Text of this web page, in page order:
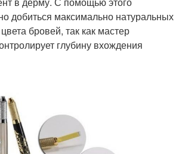
добиться максимально натуральных
бровей, так как мастер
глубину вхождения